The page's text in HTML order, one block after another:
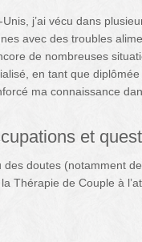
j’ai vécu dans
avec des troubles
de nombreuses
en tant que
ma connaissance
et
des doutes (notamment
Thérapie de Couple à